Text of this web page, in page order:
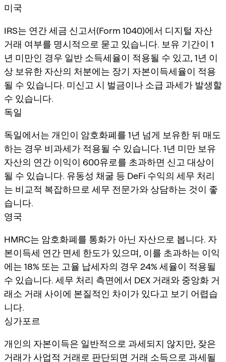
미국
IRS는 연간 세금 신고서(Form 1040)에서 디지털 자산
거래 여부를 명시적으로 묻고 있습니다. 보유 기간이 1
년 미만인 경우 일반 소득세율이 적용될 수 있고, 1년 이
상 보유한 자산의 처분에는 장기 자본이득세율이 적용
될 수 있습니다. 미신고 시 벌금이나 소급 과세가 발생할
수 있습니다.
독일
독일에서는 개인이 암호화폐를 1년 넘게 보유한 뒤 매도
하는 경우 비과세가 적용될 수 있습니다. 1년 미만 보유
자산의 연간 이익이 600유로를 초과하면 신고 대상이
될 수 있습니다. 유동성 채굴 등 DeFi 수익의 세무 처리
는 비교적 복잡하므로 세무 전문가와 상담하는 것이 좋
습니다.
영국
HMRC는 암호화폐를 통화가 아닌 자산으로 봅니다. 자
본이득세 연간 면세 한도가 있으며, 이를 초과하는 이익
에는 18% 또는 고율 납세자의 경우 24% 세율이 적용될
수 있습니다. 세무 처리 측면에서 DEX 거래와 중앙화 거
래소 거래 사이에 본질적인 차이가 있다고 보기 어렵습
니다.
싱가포르
개인의 자본이득은 일반적으로 과세되지 않지만, 잦은
거래가 사업적 거래로 판단되면 거래 소득으로 과세될